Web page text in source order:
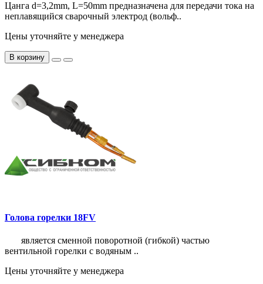
Цанга d=3,2mm, L=50mm предназначена для передачи тока на
неплавящийся сварочный электрод (вольф..
Цены уточняйте у менеджера
В корзину
Голова горелки 18FV
является сменной поворотной (гибкой) частью
вентильной горелки с водяным ..
Цены уточняйте у менеджера